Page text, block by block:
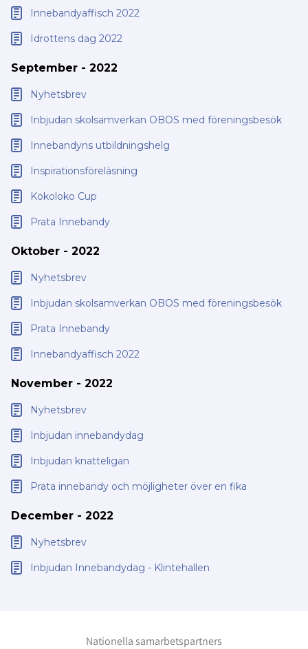
Innebandyaffisch 2022
Idrottens dag 2022
September - 2022
Nyhetsbrev
Inbjudan skolsamverkan OBOS med föreningsbesök
Innebandyns utbildningshelg
Inspirationsföreläsning
Kokoloko Cup
Prata Innebandy
Oktober - 2022
Nyhetsbrev
Inbjudan skolsamverkan OBOS med föreningsbesök
Prata Innebandy
Innebandyaffisch 2022
November - 2022
Nyhetsbrev
Inbjudan innebandydag
Inbjudan knatteligan
Prata innebandy och möjligheter över en fika
December - 2022
Nyhetsbrev
Inbjudan Innebandydag - Klintehallen
Nationella samarbetspartners